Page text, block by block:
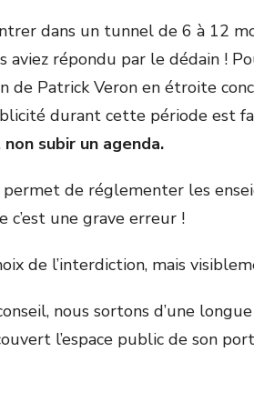
dans un tunnel de 6 à 12
aviez répondu par le dédain !
Patrick Veron en étroite
durant cette période est
subir un agenda.
de réglementer les
c’est une grave erreur !
de l’interdiction, mais
nous sortons d’une
l’espace public de son